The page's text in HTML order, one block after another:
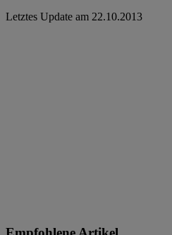
Letztes Update am 22.10.2013